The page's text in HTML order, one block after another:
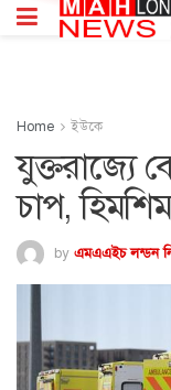
Home ইউকে
যুক্তরাজ্যে
চাপ,
by এমএএইচ লন্ডন